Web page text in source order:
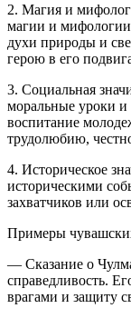
2. Магия и
магии и
духи природы и
герою в его
3. Социальная
моральные уроки и
воспитание
трудолюбию,
4. Историческое
историческими
захватчиков или
Примеры
— Сказание о
справедливость.
врагами и защиту